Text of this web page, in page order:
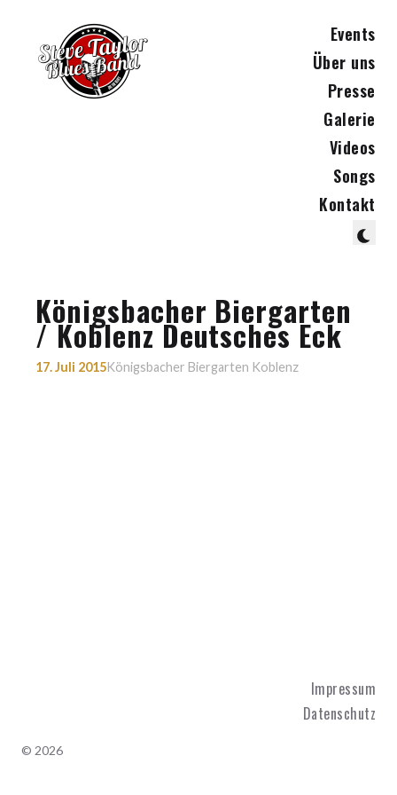
Events
Über uns
Presse
Galerie
Videos
Songs
Kontakt
Königsbacher Biergarten
/ Koblenz Deutsches Eck
17. Juli 2015Königsbacher Biergarten Koblenz
Impressum
Datenschutz
© 2026